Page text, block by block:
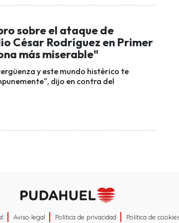
sobre el ataque de
César Rodríguez en Primer
más miserable"
y este mundo histérico te
dijo en contra del
Aviso legal Política de privacidad Política de